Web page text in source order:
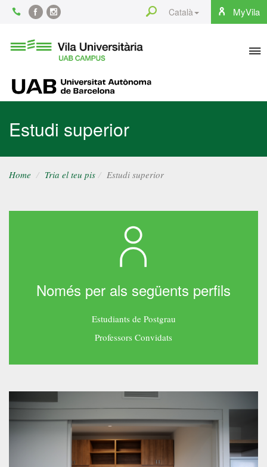
Content FacebookInstagram MyVila
Català
Search
Universitària
UAB
Estudi superior
Home Tria el teu pis Estudi superior
Només per als següents perfils
Estudiants de Postgrau
Professors Convidats